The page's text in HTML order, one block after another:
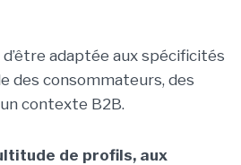
adaptée aux spécificités
des consommateurs, des
contexte B2B.
de profils, aux